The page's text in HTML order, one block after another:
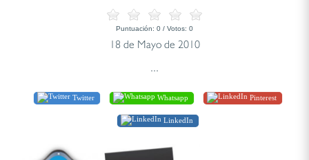
Puntuación: 0 / Votos: 0
18 de Mayo de 2010
...
Twitter Whatsapp Pinterest
LinkedIn